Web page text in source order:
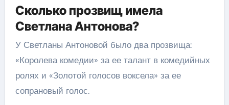
Сколько прозвищ имела
Светлана Антонова?
У Светланы Антоновой было два прозвища:
«Королева комедии» за ее талант в комедийных
ролях и «Золотой голосов воксела» за ее
сопрановый голос.